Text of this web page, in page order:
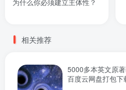
相关推荐
5000多本英文原
百度云网盘打包下